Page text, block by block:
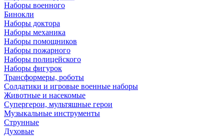
Наборы военного
Бинокли
Наборы доктора
Наборы механика
Наборы помощников
Наборы пожарного
Наборы полицейского
Наборы фигурок
Трансформеры, роботы
Солдатики и игровые военные наборы
Животные и насекомые
Супергерои, мультяшные герои
Музыкальные инструменты
Струнные
Духовые